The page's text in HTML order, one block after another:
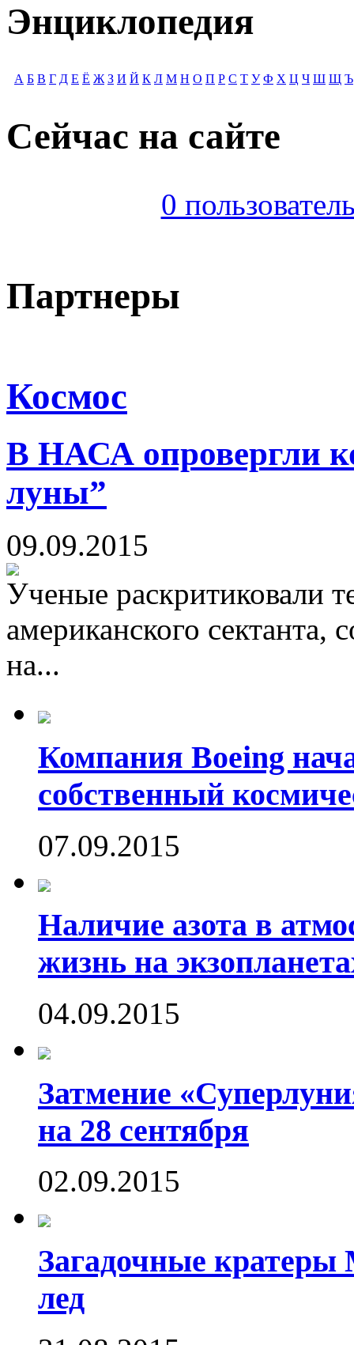
Энциклопедия
А Б В Г Д Е Ё Ж З И Й К Л М Н О П Р С Т У Ф Х Ц Ч Ш Щ Ъ
Сейчас на сайте
0
Партнеры
Космос
В НАСА опровергли
луны”
09.09.2015
Ученые раскритиковали
американского сектанта,
на...
Компания Boeing
собственный
07.09.2015
Наличие азота в
жизнь на
04.09.2015
Затмение
на 28 сентября
02.09.2015
Загадочные
лед